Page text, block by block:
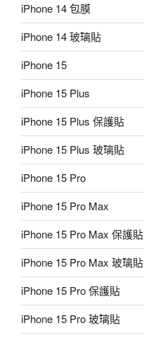
iPhone 14 包膜
iPhone 14 玻璃貼
iPhone 15
iPhone 15 Plus
iPhone 15 Plus 保護貼
iPhone 15 Plus 玻璃貼
iPhone 15 Pro
iPhone 15 Pro Max
iPhone 15 Pro Max 保護貼
iPhone 15 Pro Max 玻璃貼
iPhone 15 Pro 保護貼
iPhone 15 Pro 玻璃貼